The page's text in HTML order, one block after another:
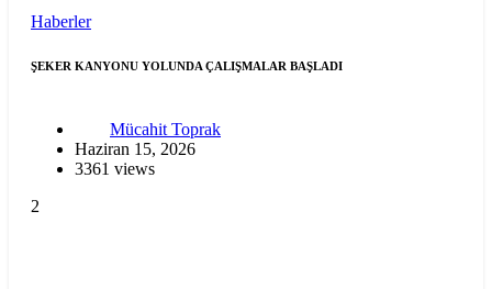
Haberler
ŞEKER KANYONU YOLUNDA ÇALIŞMALAR BAŞLADI
Mücahit Toprak
Haziran 15, 2026
3361 views
2